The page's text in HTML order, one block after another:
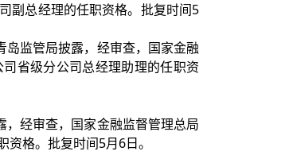
副总经理的任职资格。批复时间5
监管局披露，经审查，国家金融
省级分公司总经理助理的任职资
经审查，国家金融监督管理总局
格。批复时间5月6日。